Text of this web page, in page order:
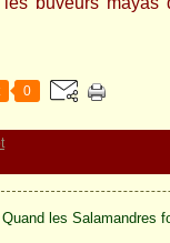
0
Quand les Salamandres